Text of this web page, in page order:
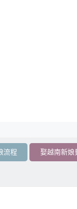
流程 娶越南新娘